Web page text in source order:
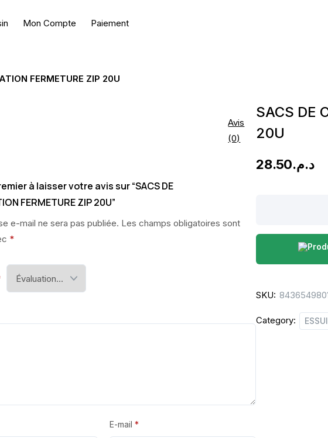
Mon Compte Paiement
FERMETURE ZIP 20U
SACS DE
20U
د.م.28.50
CONGÉLATION
FERMETURE
ZIP
quantity
SKU:
Category:
Avis
(0)
à laisser votre avis sur “SACS DE
FERMETURE ZIP 20U”
e-mail ne sera pas publiée. Les champs obligatoires sont
*
E-mail*